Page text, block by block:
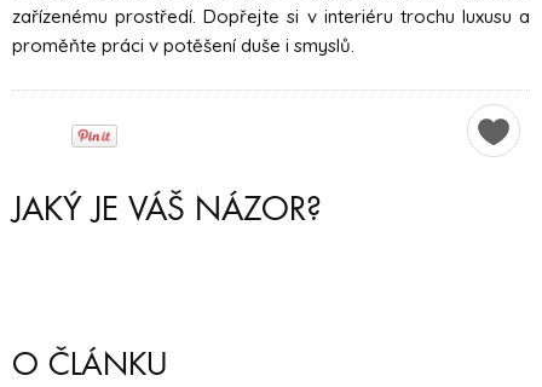
zařízenému prostředí. Dopřejte si v interiéru trochu luxusu a
proměňte práci v potěšení duše i smyslů.
JAKÝ JE VÁŠ NÁZOR?
O ČLÁNKU